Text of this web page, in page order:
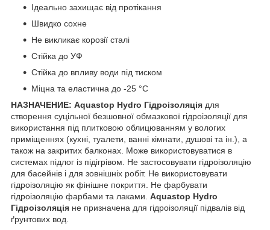
Ідеально захищає від протікання
Швидко сохне
Не викликає корозії сталі
Стійка до УФ
Стійка до впливу води під тиском
Міцна та еластична до -25 °C
НАЗНАЧЕНИЕ: Aquastop Hydro Гідроізоляція для
створення суцільної безшовної обмазкової гідроізоляції для
використання під плитковою облицюванням у вологих
приміщеннях (кухні, туалети, ванні кімнати, душові та ін.), а
також на закритих балконах. Може використовуватися в
системах підлог із підігрівом. Не застосовувати гідроізоляцію
для басейнів і для зовнішніх робіт. Не використовувати
гідроізоляцію як фінішне покриття. Не фарбувати
гідроізоляцію фарбами та лаками. Aquastop Hydro
Гідроізоляція не призначена для гідроізоляції підвалів від
ґрунтових вод.